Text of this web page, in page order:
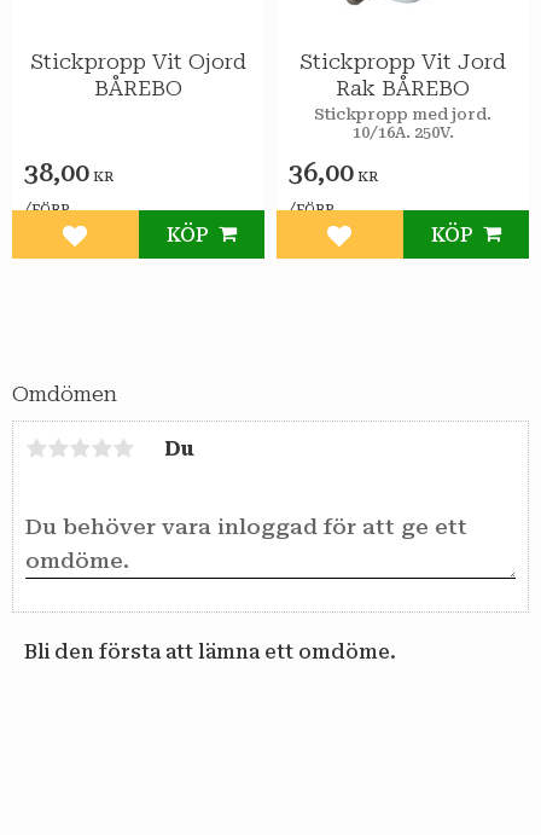
Omdömen
Du
Bli den första att lämna ett omdöme.
Stickpropp Vit Ojord
BÅREBO
38,00 KR
/FÖRP
Lägg till i favoriter
KÖP
Stickpropp Vit Jord
Rak BÅREBO
Stickpropp med jord.
10/16A. 250V.
36,00 KR
/FÖRP
Lägg till i favoriter
KÖP